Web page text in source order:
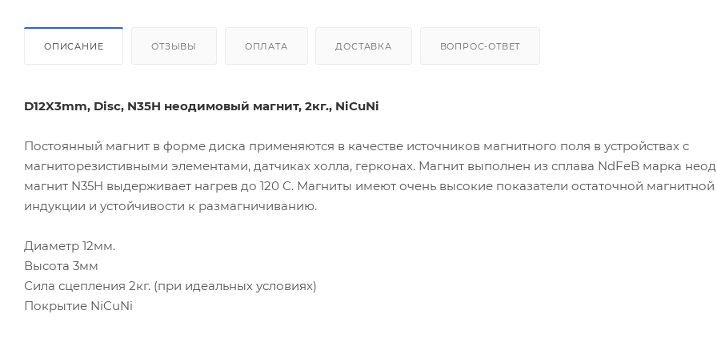
ОПИСАНИЕ ОТЗЫВЫ ОПЛАТА ДОСТАВКА ВОПРОС-ОТВЕТ
D12X3mm, Disc, N35H неодимовый магнит, 2кг., NiCuNi
Постоянный магнит в форме диска применяются в качестве источников магнитного поля в устройствах с
магниторезистивными элементами, датчиках холла, герконах. Магнит выполнен из сплава NdFeB марка
магнит N35H выдерживает нагрев до 120 С. Магниты имеют очень высокие показатели остаточной магнитной
индукции и устойчивости к размагничиванию.
Диаметр 12мм.
Высота 3мм
Сила сцепления 2кг. (при идеальных условиях)
Покрытие NiCuNi